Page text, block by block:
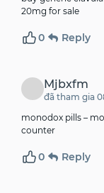
20mg for sale
0 Reply
Mjbxfm
đã tham gia
monodox pills –
counter
0 Reply